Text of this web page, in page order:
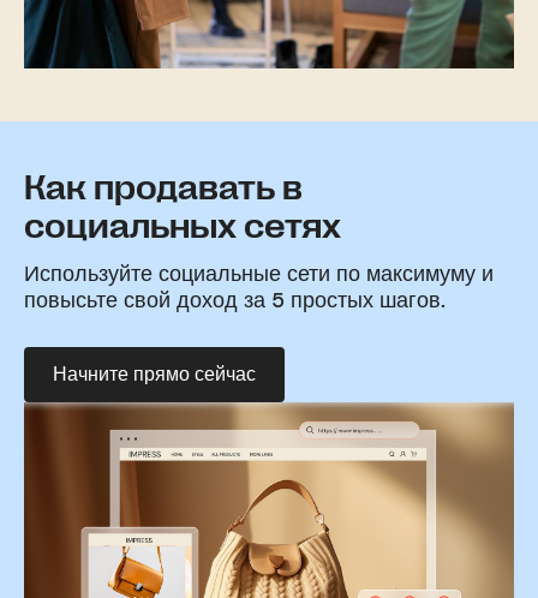
Как продавать в
социальных сетях
Используйте социальные сети по максимуму и
повысьте свой доход за 5 простых шагов.
Начните прямо сейчас